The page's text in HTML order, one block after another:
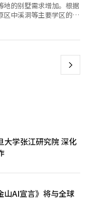
地的别墅需求增加。根据
区中溪洞等主要学区的别
洞作为大型学区，别墅
当天共534件，1至3月
赁合同从去年1至3月的
至当天，累计交易量为
这一趋势因贷款限制和
的别墅交易在去年下半
也刺激了别墅需求，江
涨幅的2.6倍。租赁市场
租户续约增多，形成连
房源呈下降趋势，市场
济学教授陈昌河分析
保限制等政策导致投资性
。
下
大学张江研究院 深化
山AI宣言》将与全球